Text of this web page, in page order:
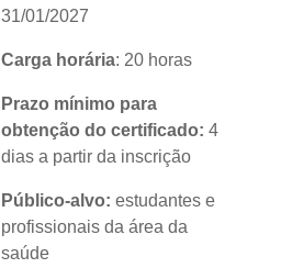
31/01/2027
Carga horária: 20 horas
Prazo mínimo para
obtenção do certificado: 4
dias a partir da inscrição
Público-alvo: estudantes e
profissionais da área da
saúde